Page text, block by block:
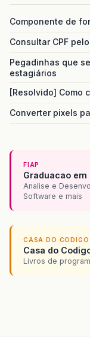
Componente de
Consultar CPF
Pegadinhas que
estagiários
[Resolvido] Como
Converter pixels
FIAP
Graduacao
Analise e
Software e mais
CASA DO CODIGO
Casa do
Livros de